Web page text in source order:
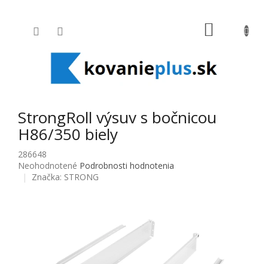
StrongRoll výsuv s bočnicou
H86/350 biely
286648
Priemerné hodnotenie produktu je 0,0 z 5 hviezdičiek.
Neohodnotené Podrobnosti hodnotenia
Značka: STRONG